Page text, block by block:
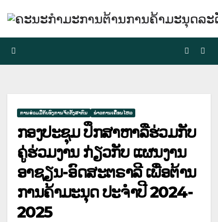
content
ການຮ່ວມມືກັບອົງການຈັດຕັ້ງສາກົນ ຂ່າວການເຄື່ອນໄຫວ
ກອງປະຊຸມ ປຶກສາຫາລືຮ່ວມກັບ
ຄູ່ຮ່ວມງານ ກ່ຽວກັບ ແຜນງານ
ອາຊຽນ-ອົດສະຕຣາລີ ເພື່ອຕ້ານ
ການຄ້າມະນຸດ ປະຈຳປີ 2024-
2025